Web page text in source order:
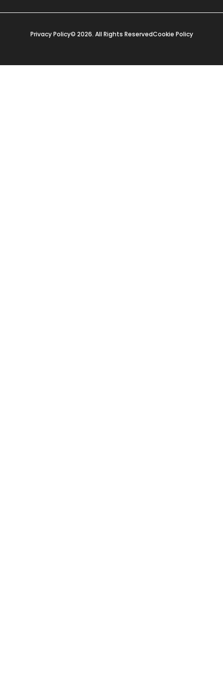
Privacy Policy© 2026. All Rights ReservedCookie Policy